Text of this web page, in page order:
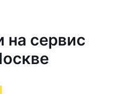
на сервис